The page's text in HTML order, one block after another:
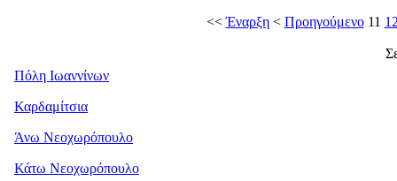
<<Έναρξη< Προηγούμενο 11
Πόλη Ιωαννίνων
Καρδαμίτσια
Άνω Νεοχωρόπουλο
Κάτω Νεοχωρόπουλο